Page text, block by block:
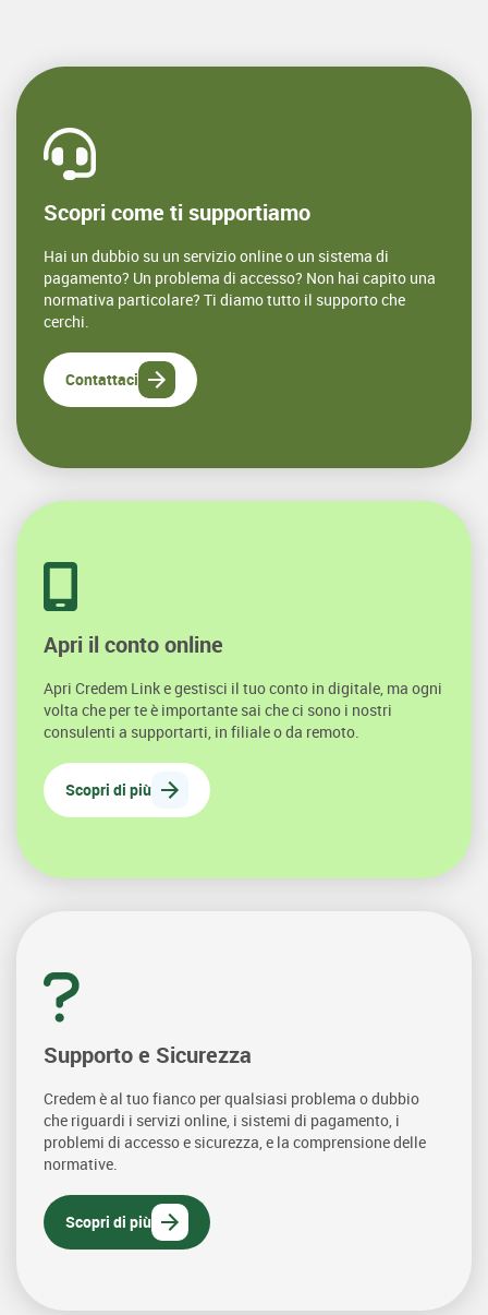
Scopri come ti supportiamo
Hai un dubbio su un servizio online o un sistema di
pagamento? Un problema di accesso? Non hai capito una
normativa particolare? Ti diamo tutto il supporto che
cerchi.
Contattaci
Apri il conto online
Apri Credem Link e gestisci il tuo conto in digitale, ma ogni
volta che per te è importante sai che ci sono i nostri
consulenti a supportarti, in filiale o da remoto.
Scopri di più
Supporto e Sicurezza
Credem è al tuo fianco per qualsiasi problema o dubbio
che riguardi i servizi online, i sistemi di pagamento, i
problemi di accesso e sicurezza, e la comprensione delle
normative.
Scopri di più